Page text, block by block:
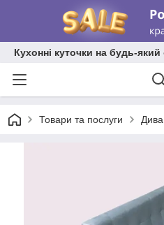
Кухонні куточки на будь-
Товари та послуги